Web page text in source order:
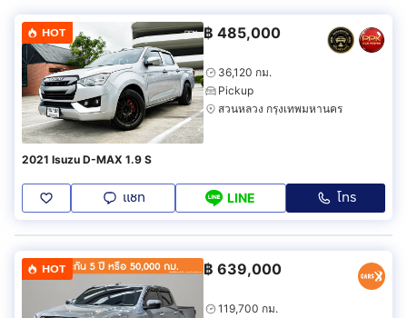
HOT ฿ 485,000
36,120 กม.
Pickup
สวนหลวง กรุงเทพมหานคร
2021 Isuzu D-MAX 1.9 S
แชท LINE โทร
HOT ฿ 639,000
119,700 กม.